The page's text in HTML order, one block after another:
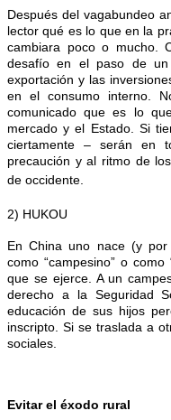
Después del vagabundeo
lector qué es lo que en la
cambiara poco o mucho.
desafío en el paso de un
exportación y las
en el consumo interno.
comunicado que es lo
mercado y el Estado. Si
ciertamente – serán en
precaución y al ritmo de
de occidente.
2) HUKOU
En China uno nace (y
como “campesino” o
que se ejerce. A un
derecho a la Seguridad
educación de sus hijos
inscripto. Si se traslada a
sociales.
Evitar el éxodo rural